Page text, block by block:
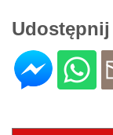
Udostępnij